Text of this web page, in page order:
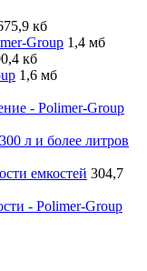
кб
Group 1,4 мб
кб
1,6 мб
- Polimer-Group
л и более литров
емкостей 304,7
- Polimer-Group